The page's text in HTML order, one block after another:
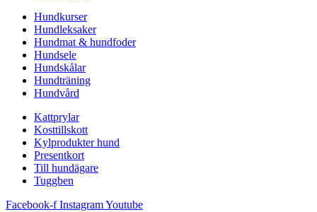
Hundkurser
Hundleksaker
Hundmat & hundfoder
Hundsele
Hundskålar
Hundträning
Hundvård
Kattprylar
Kosttillskott
Kylprodukter hund
Presentkort
Till hundägare
Tuggben
Facebook-f InstagramYoutube